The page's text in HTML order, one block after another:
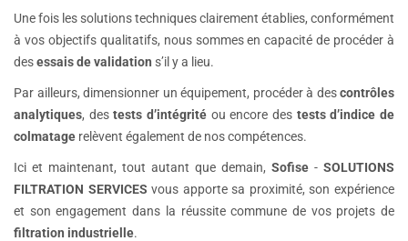
Une fois les solutions techniques clairement établies, conformément
à vos objectifs qualitatifs, nous sommes en capacité de procéder à
desessais de validation s’il y a lieu.
Par ailleurs, dimensionner un équipement, procéder à descontrôles
analytiques, destests d’intégrité ou encore des tests d’indice de
colmatage relèvent également de nos compétences.
Ici et maintenant, tout autant que demain, Sofise - SOLUTIONS
FILTRATION SERVICESvous apporte sa proximité, son expérience
et son engagement dans la réussite commune de vos projets de
filtration industrielle.